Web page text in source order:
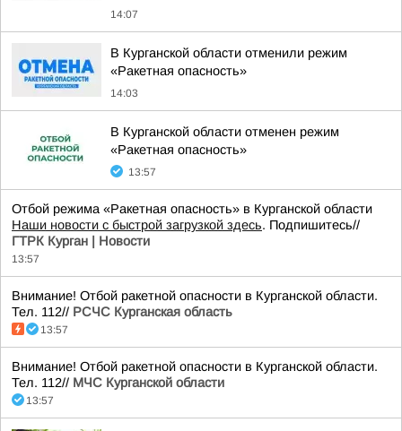
14:07
В Курганской области отменили режим
«Ракетная опасность»
14:03
В Курганской области отменен режим
«Ракетная опасность»
13:57
Отбой режима «Ракетная опасность» в Курганской области
Наши новости с быстрой загрузкой здесь. Подпишитесь//
ГТРК Курган | Новости
13:57
Внимание! Отбой ракетной опасности в Курганской области.
Тел. 112// РСЧС Курганская область
13:57
Внимание! Отбой ракетной опасности в Курганской области.
Тел. 112// МЧС Курганской области
13:57